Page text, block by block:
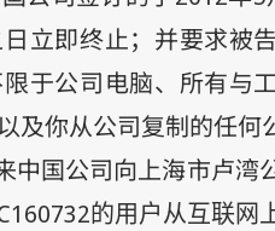
立即终止；并要求被
于公司电脑、所有与
及你从公司复制的任何
中国公司向上海市卢湾
的用户从互联网